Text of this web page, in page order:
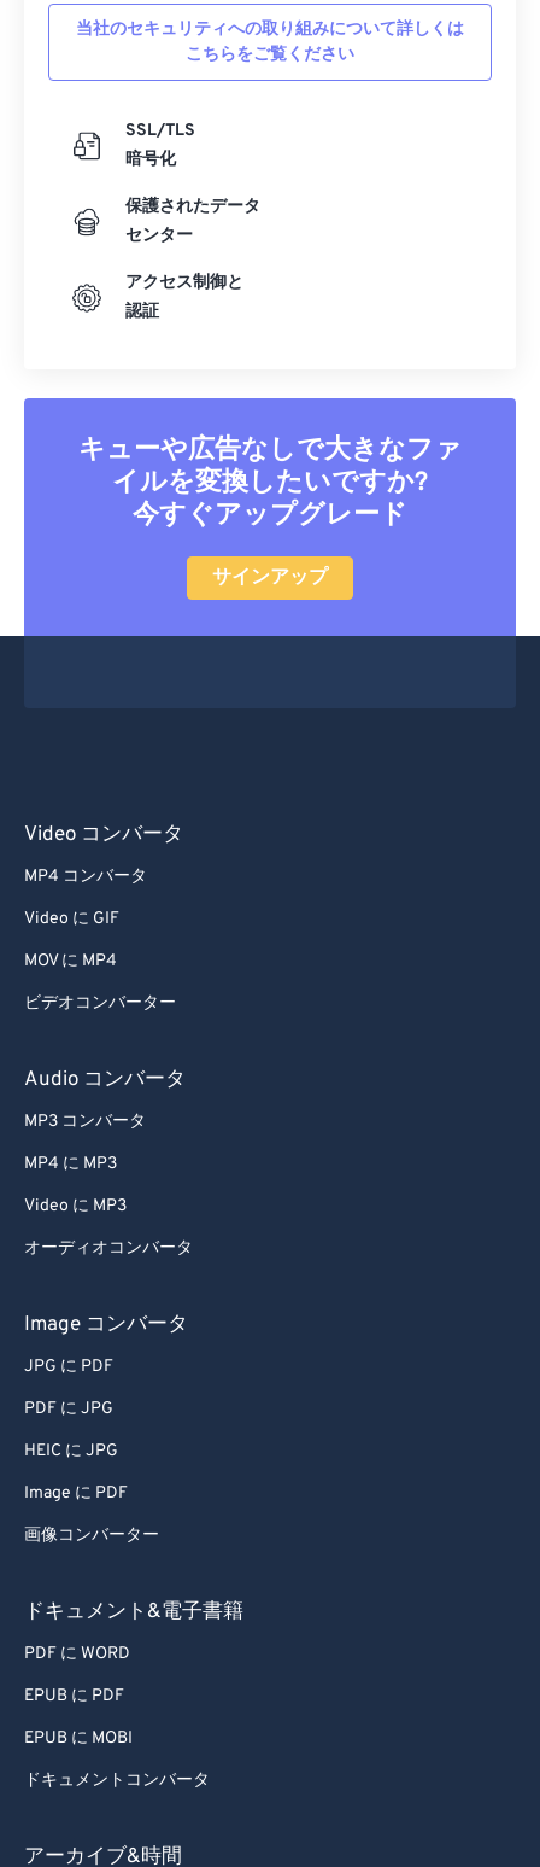
当社のセキュリティへの取り組みについて詳しくは
こちらをご覧ください
SSL/TLS
暗号化
保護されたデータ
センター
アクセス制御と
認証
キューや広告なしで大きなファ
イルを変換したいですか?
今すぐアップグレード
サインアップ
Video コンバータ
MP4 コンバータ
Video に GIF
MOV に MP4
ビデオコンバーター
Audio コンバータ
MP3 コンバータ
MP4 に MP3
Video に MP3
オーディオコンバータ
Image コンバータ
JPG に PDF
PDF に JPG
HEIC に JPG
Image に PDF
画像コンバーター
ドキュメント&電子書籍
PDF に WORD
EPUB に PDF
EPUB に MOBI
ドキュメントコンバータ
アーカイブ&時間